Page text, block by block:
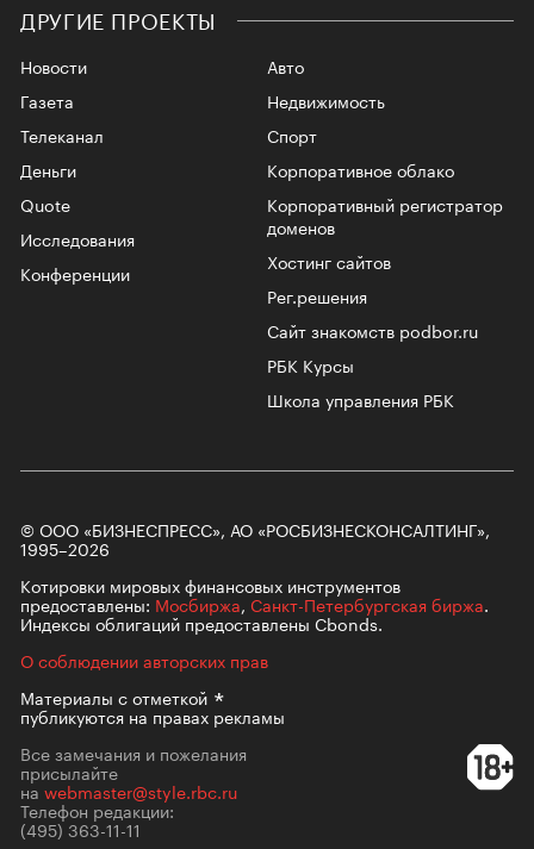
ДРУГИЕ ПРОЕКТЫ
Новости
Газета
Телеканал
Авто
Недвижимость
Спорт
Корпоративное облако
Корпоративный регистратор
доменов
Хостинг сайтов
Рег.решения
Сайт знакомств podbor.ru
РБК Курсы
Школа управления РБК
Деньги
Quote
Исследования
Конференции
© ООО «БИЗНЕСПРЕСС», АО «РОСБИЗНЕСКОНСАЛТИНГ»,
1995–2026
Котировки мировых финансовых инструментов
предоставлены: Мосбиржа, Санкт-Петербургская биржа.
Индексы облигаций предоставлены Cbonds.
О соблюдении авторских прав
Материалы сотметкой
публикуются на правах рекламы
Все замечания и пожелания
присылайте
на webmaster@style.rbc.ru
Телефон редакции:
(495) 363-11-11